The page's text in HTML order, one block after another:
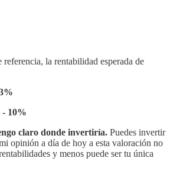
referencia, la rentabilidad esperada de
- 10%
claro donde invertiría. Puedes invertir
opinión a día de hoy a esta valoración no
y menos puede ser tu única